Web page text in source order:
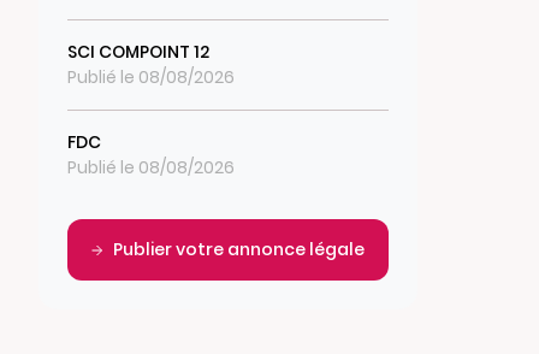
SCI COMPOINT 12
Publié le 08/08/2026
FDC
Publié le 08/08/2026
Publier votre annonce légale